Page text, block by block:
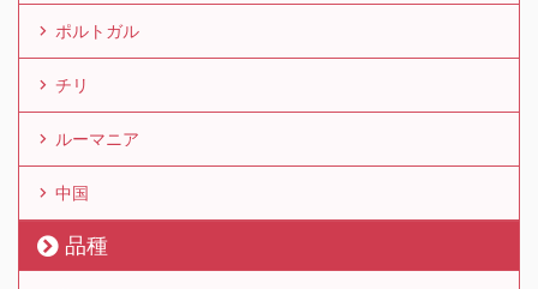
ポルトガル
チリ
ルーマニア
中国
品種